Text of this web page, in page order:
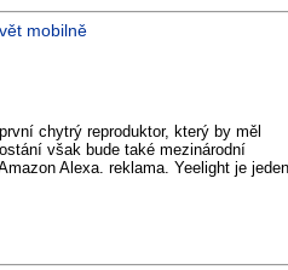
mobilně
chytrý reproduktor, který by měl
však bude také mezinárodní
Alexa. reklama. Yeelight je jeden